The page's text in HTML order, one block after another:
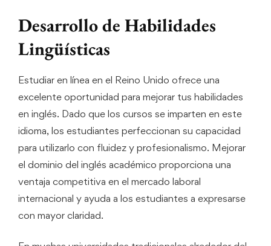
Desarrollo de Habilidades
Lingüísticas
Estudiar en línea en el Reino Unido ofrece una
excelente oportunidad para mejorar tus habilidades
en inglés. Dado que los cursos se imparten en este
idioma, los estudiantes perfeccionan su capacidad
para utilizarlo con fluidez y profesionalismo. Mejorar
el dominio del inglés académico proporciona una
ventaja competitiva en el mercado laboral
internacional y ayuda a los estudiantes a expresarse
con mayor claridad.